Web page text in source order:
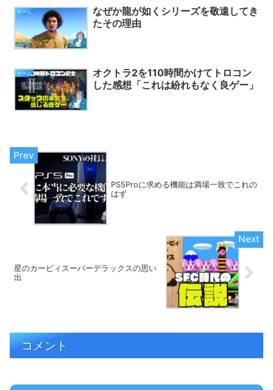
ゲーム
なぜか龍が如くシリーズを敬遠してき
たその理由
ゲーム
オクトラ2を110時間かけてトロコン
した感想「これは紛れもなく良ゲー」
PS5Proに求める機能は満場一致でこれの
はず
星のカービィスーパーデラックスの思い
出
コメント